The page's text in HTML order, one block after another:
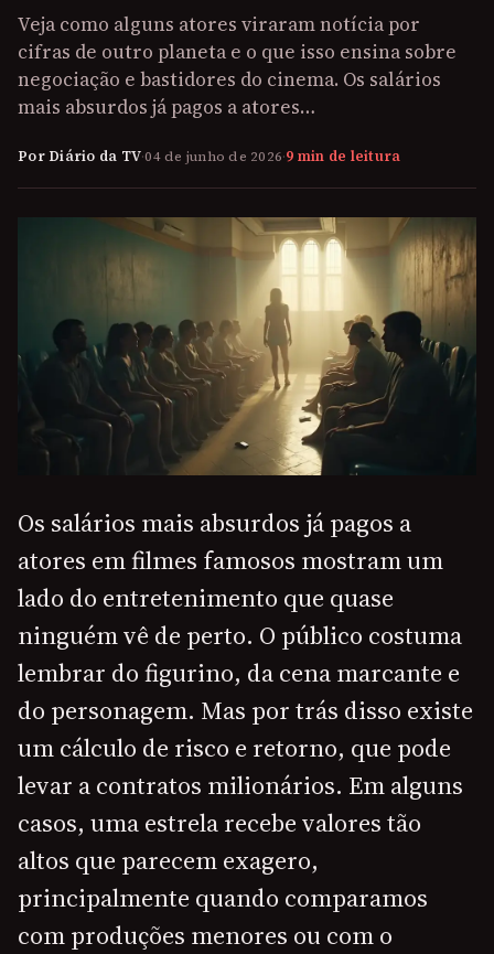
Veja como alguns atores viraram notícia por
cifras de outro planeta e o que isso ensina sobre
negociação e bastidores do cinema. Os salários
mais absurdos já pagos a atores…
Por Diário da TV·04 de junho de 2026·9 min de leitura
Os salários mais absurdos já pagos a
atores em filmes famosos mostram um
lado do entretenimento que quase
ninguém vê de perto. O público costuma
lembrar do figurino, da cena marcante e
do personagem. Mas por trás disso existe
um cálculo de risco e retorno, que pode
levar a contratos milionários. Em alguns
casos, uma estrela recebe valores tão
altos que parecem exagero,
principalmente quando comparamos
com produções menores ou com o